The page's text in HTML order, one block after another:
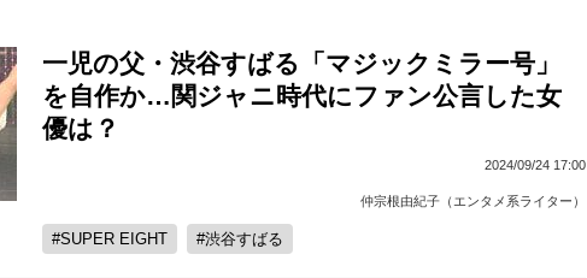
一児の父・渋谷すばる「マジックミラー号」
を自作か…関ジャニ時代にファン公言した女
優は？
2024/09/24 17:00
仲宗根由紀子（エンタメ系ライター）
SUPER EIGHT 渋谷すばる